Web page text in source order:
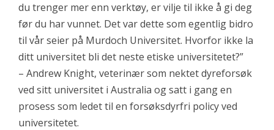
du trenger mer enn verktøy, er vilje til ikke å gi deg
før du har vunnet. Det var dette som egentlig bidro
til vår seier på Murdoch Universitet. Hvorfor ikke la
ditt universitet bli det neste etiske universitetet?”
– Andrew Knight, veterinær som nektet dyreforsøk
ved sitt universitet i Australia og satt i gang en
prosess som ledet til en forsøksdyrfri policy ved
universitetet.